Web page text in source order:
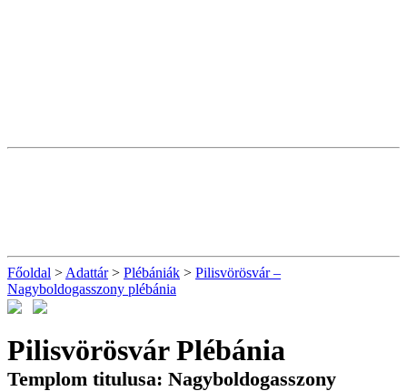
Főoldal > Adattár> Plébániák > Pilisvörösvár –
Nagyboldogasszony plébánia
Pilisvörösvár Plébánia
Templom titulusa: Nagyboldogasszony